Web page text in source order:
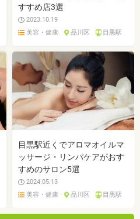
すすめ店3選
2023.10.19
美容・健康
品川区 目黒駅
目黒駅近くでアロマオイルマ
ッサージ・リンパケアがおす
すめのサロン5選
2024.05.13
美容・健康
品川区 目黒駅